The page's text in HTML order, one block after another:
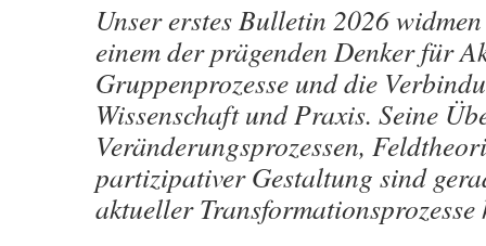
Unser erstes Bulletin 2026
einem der prägenden Denker für
Gruppenprozesse und die
Wissenschaft und Praxis. Seine
Veränderungsprozessen,
partizipativer Gestaltung sind
aktueller Transformationsprozesse